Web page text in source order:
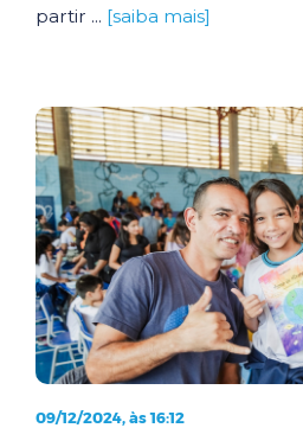
partir ... [saiba mais]
09/12/2024, às 16:12